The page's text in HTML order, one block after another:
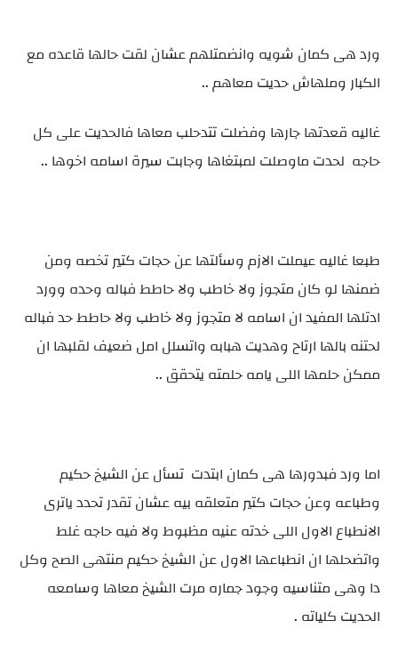
ورد هى كمان شويه وانضمتلهم عشان لقت حالها قاعده مع
الكبار وملهاش حديت معاهم ..
غاليه قعدتها جارها وفضلت تتدحلب معاها فالحديت على كل
حاجه لحدت ماوصلت لمبتغاها وجابت سيرة اسامه اخوها ..
طبعا غاليه عيملت الازم وسألتها عن حجات كتير تخصه ومن
ضمنها لو كان متجوز ولا خاطب ولا حاطط فباله وحده وورد
ادتلها المفيد ان اسامه لا متجوز ولا خاطب ولا حاطط حد فباله
لحتنه بالها ارتاح وهديت هبابه واتسلل امل ضعيف لقلبها ان
ممكن حلمها اللى يامه حلمته يتحقق ..
اما ورد فبدورها هى كمان ابتدت تسأل عن الشيخ حكيم
وطباعه وعن حجات كتير متعلقه بيه عشان تقدر تحدد ياترى
الانطباع الاول اللى خدته عنيه مظبوط ولا فيه حاجه غلط
واتضحلها ان انطباعها الاول عن الشيخ حكيم منتهى الصح وكل
دا وهى متناسيه وجود جماره مرت الشيخ معاها وسامعه
الحديت كلياته .